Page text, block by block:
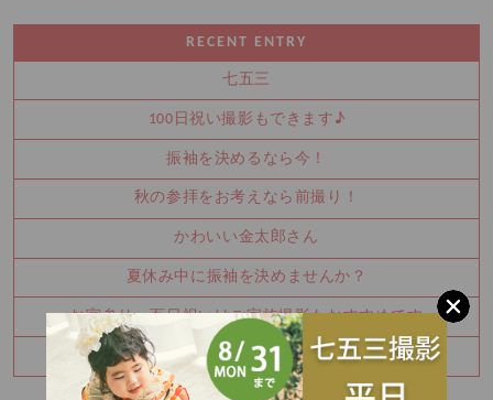
RECENT ENTRY
七五三
100日祝い撮影もできます♪
振袖を決めるなら今！
秋の参拝をお考えなら前撮り！
かわいい金太郎さん
夏休み中に振袖を決めませんか？
お宮参り・百日祝いはご家族撮影もおすすめです
七五三8月キャンペーン✨